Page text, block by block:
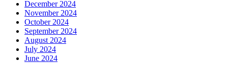
December 2024
November 2024
October 2024
September 2024
August 2024
July 2024
June 2024